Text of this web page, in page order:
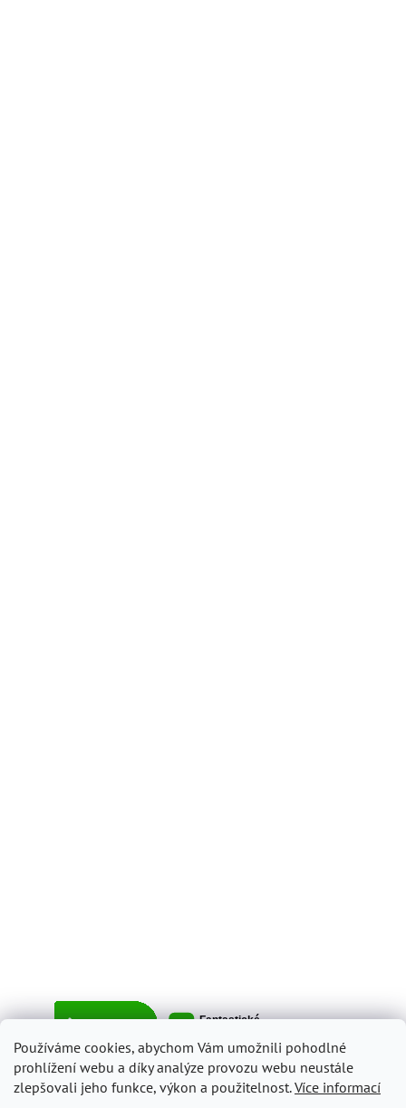
Používáme cookies, abychom Vám umožnili pohodlné
prohlížení webu a díky analýze provozu webu neustále
zlepšovali jeho funkce, výkon a použitelnost.Více informací